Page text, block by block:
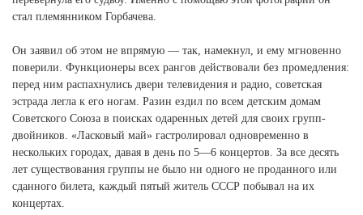
стал племянником Горбачева.
Он заявил об этом не впрямую — так, намекнул, и ему мгновенно
поверили. Функционеры всех рангов действовали без промедления:
перед ним распахнулись двери телевидения и радио, советская
эстрада легла к его ногам. Разин ездил по всем детским домам
Советского Союза в поисках одаренных детей для своих групп-
двойников. «Ласковый май» гастролировал одновременно в
нескольких городах, давая в день по 5—6 концертов. За все десять
лет существования группы не было ни одного не проданного или
сданного билета, каждый пятый житель СССР побывал на их
концертах.